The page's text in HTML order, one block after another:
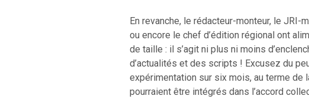
En revanche, le rédacteur-monteur, le JRI-
ou encore le chef d’édition régional ont
de taille : il s’agit ni plus ni moins
d’actualités et des scripts ! Excusez du
expérimentation sur six mois, au terme de
pourraient être intégrés dans l’accord